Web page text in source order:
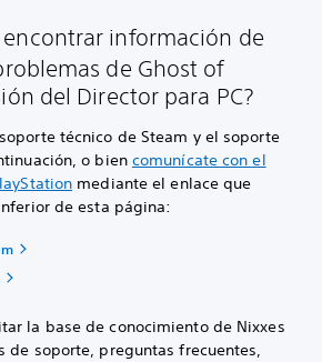
información de
de Ghost of
del Director para PC?
técnico de Steam y el soporte
o bien comunícate con el
mediante el enlace que
de esta página:
la base de conocimiento de Nixxes
de soporte, preguntas frecuentes,